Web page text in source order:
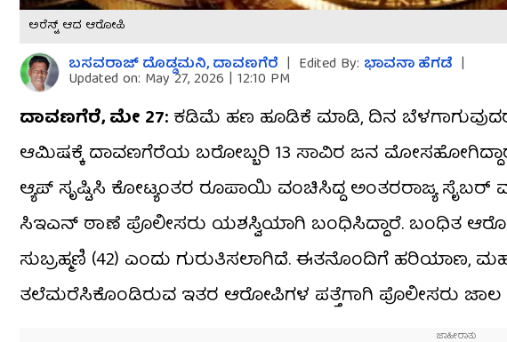
ಅರೆಸ್ಟ್ ಆದ ಆರೋಪಿ
ಬಸವರಾಜ್​ ದೊಡ್ಡಮನಿ, ದಾವಣಗೆರೆ | Edited By: ಭಾವನಾ ಹೆಗಡೆ |
Updated on: May 27, 2026 | 12:10 PM
ದಾವಣಗೆರೆ, ಮೇ 27: ಕಡಿಮೆ ಹಣ ಹೂಡಿಕೆ ಮಾಡಿ, ದಿನ
ಆಮಿಷಕ್ಕೆ ದಾವಣಗೆರೆಯ ಬರೋಬ್ಬರಿ 13 ಸಾವಿರ ಜನ ಮೋಸಹೋಗಿದ್ದಾರೆ.
ಆ್ಯಪ್ ಸೃಷ್ಟಿಸಿ ಕೋಟ್ಯಂತರ ರೂಪಾಯಿ ವಂಚಿಸಿದ್ದ ಅಂತರರಾಜ್ಯ
ಸಿಇಎನ್ ಠಾಣೆ ಪೊಲೀಸರು ಯಶಸ್ವಿಯಾಗಿ ಬಂಧಿಸಿದ್ದಾರೆ. ಬಂಧಿತ
ಸುಬ್ರಹ್ಮಣಿ (42) ಎಂದು ಗುರುತಿಸಲಾಗಿದೆ. ಈತನೊಂದಿಗೆ ಹರಿಯಾಣ,
ತಲೆಮರೆಸಿಕೊಂಡಿರುವ ಇತರ ಆರೋಪಿಗಳ ಪತ್ತೆಗಾಗಿ ಪೊಲೀಸರು ಜಾಲ